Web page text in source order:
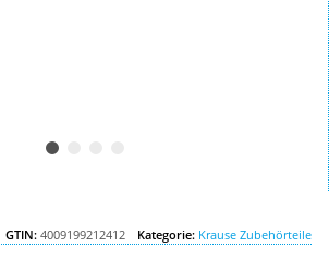
GTIN: 4009199212412 Kategorie: Krause Zubehörteile